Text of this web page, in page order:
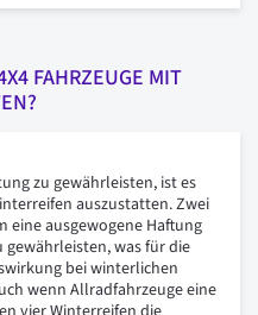
FAHRZEUGE MIT
zu gewährleisten, ist es
auszustatten. Zwei
eine ausgewogene Haftung
was für die
bei winterlichen
wenn Allradfahrzeuge eine